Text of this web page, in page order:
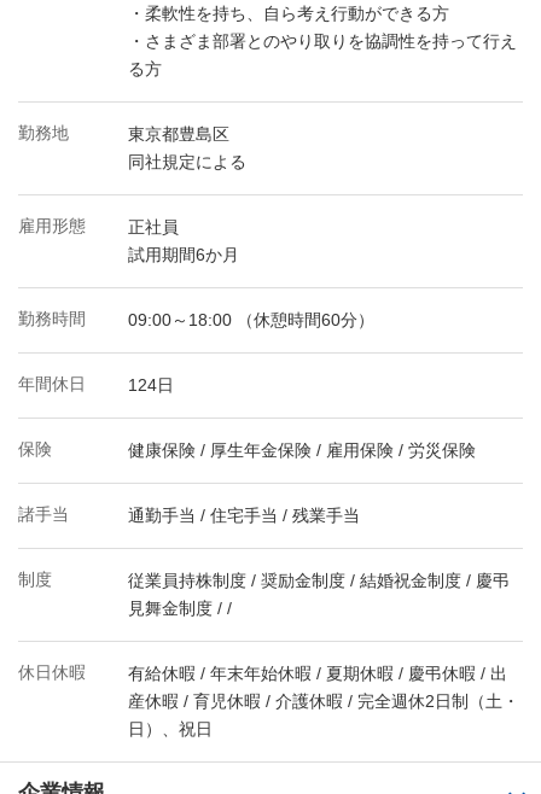
・柔軟性を持ち、自ら考え行動ができる方
・さまざま部署とのやり取りを協調性を持って行え
る方
勤務地
東京都豊島区
同社規定による
雇用形態
正社員
試用期間6か月
勤務時間 09:00～18:00 （休憩時間60分）
年間休日 124日
保険 健康保険 / 厚生年金保険 / 雇用保険 / 労災保険
諸手当 通勤手当 / 住宅手当 / 残業手当
制度
従業員持株制度 / 奨励金制度 / 結婚祝金制度 / 慶弔
見舞金制度 / /
休日休暇
有給休暇 / 年末年始休暇 / 夏期休暇 / 慶弔休暇 / 出
産休暇 / 育児休暇 / 介護休暇 / 完全週休2日制（土・
日）、祝日